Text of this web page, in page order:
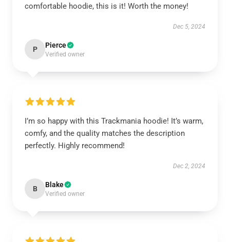
comfortable hoodie, this is it! Worth the money!
Dec 5, 2024
P Pierce
Verified owner
I’m so happy with this Trackmania hoodie! It’s warm,
comfy, and the quality matches the description
perfectly. Highly recommend!
Dec 2, 2024
B Blake
Verified owner